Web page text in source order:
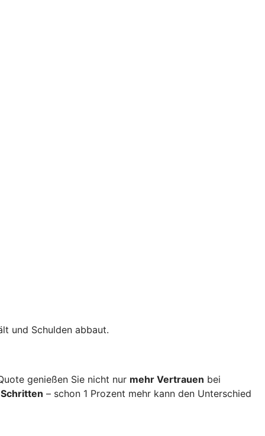
und Schulden abbaut.
genießen Sie nicht nur mehr Vertrauen bei
– schon 1 Prozent mehr kann den Unterschied